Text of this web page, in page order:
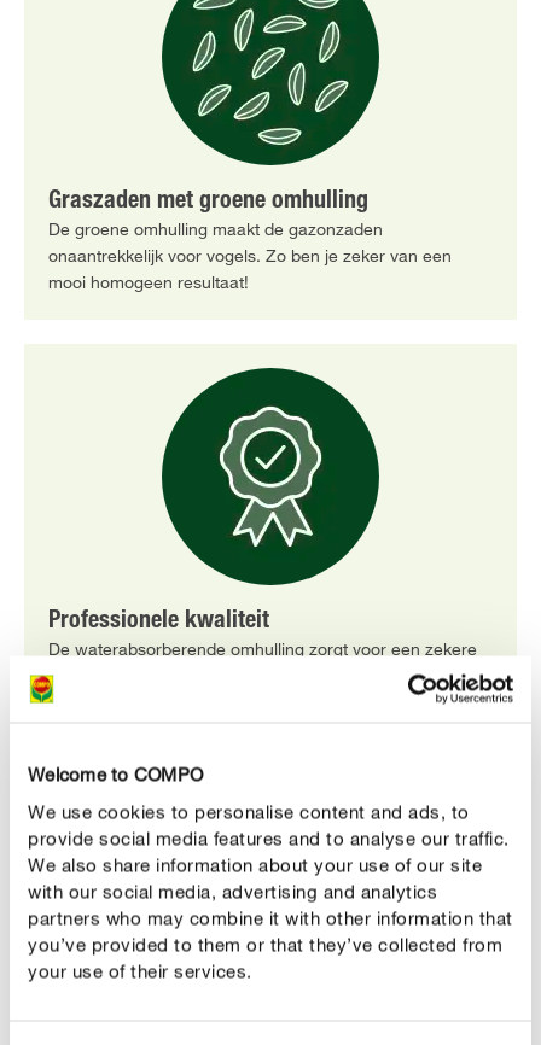
Welcome to COMPO
We use cookies to personalise content and ads, to
provide social media features and to analyse our traffic.
We also share information about your use of our site
with our social media, advertising and analytics
partners who may combine it with other information that
you’ve provided to them or that they’ve collected from
your use of their services.
Graszaden met groene omhulling
De groene omhulling maakt de gazonzaden
onaantrekkelijk voor vogels. Zo ben je zeker van een
mooi homogeen resultaat!
Professionele kwaliteit
De waterabsorberende omhulling zorgt voor een zekere
kiemkracht, zelfs in moeilijke omstandigheden, en
garandeert een optimale vochtigheid.